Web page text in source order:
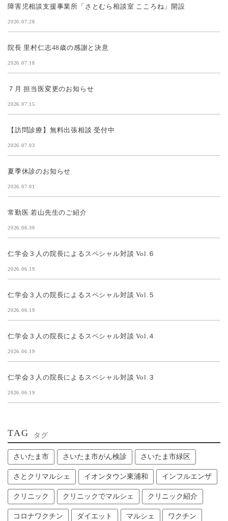
障害児相談支援事業所「さとむら相談室 こころね」開設
2026.07.28
院長 里村仁志48歳の感謝と決意
2026.07.18
７月 担当医変更のお知らせ
2026.07.15
【訪問診療】無料出張相談 受付中
2026.07.03
夏季休診のお知らせ
2026.07.01
常勤医 若山先生のご紹介
2026.06.30
仁学会３人の院長によるスペシャル対談 Vol.６
2026.06.19
仁学会３人の院長によるスペシャル対談 Vol.５
2026.06.19
仁学会３人の院長によるスペシャル対談 Vol.４
2026.06.19
仁学会３人の院長によるスペシャル対談 Vol.３
2026.06.19
TAG タグ
さいたま市 さいたま市がん検診 さいたま市緑区
さとクリマルシェ イオンタウン東浦和 インフルエンザ
クリニック クリニックでマルシェ クリニック紹介
コロナワクチン ダイエット マルシェ ワクチン